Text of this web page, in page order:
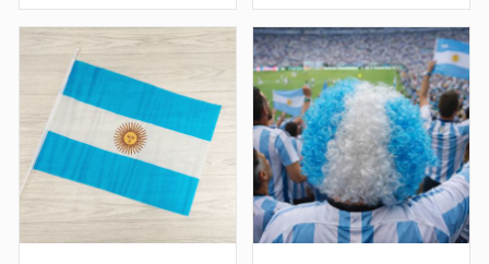
Gorro con Diseño de Vikingo Argentina
$ 8.990